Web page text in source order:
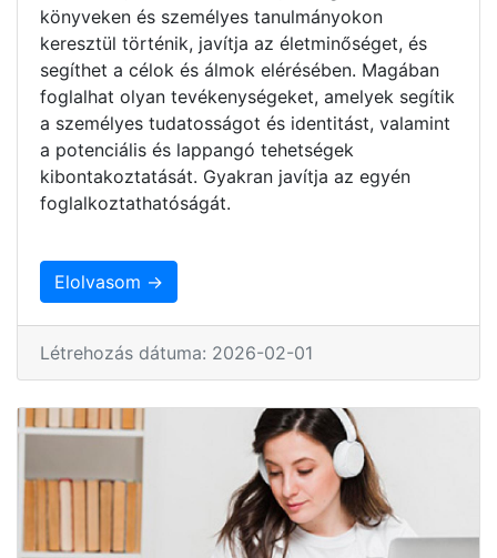
könyveken és személyes tanulmányokon
keresztül történik, javítja az életminőséget, és
segíthet a célok és álmok elérésében. Magában
foglalhat olyan tevékenységeket, amelyek segítik
a személyes tudatosságot és identitást, valamint
a potenciális és lappangó tehetségek
kibontakoztatását. Gyakran javítja az egyén
foglalkoztathatóságát.
Elolvasom →
Létrehozás dátuma: 2026-02-01